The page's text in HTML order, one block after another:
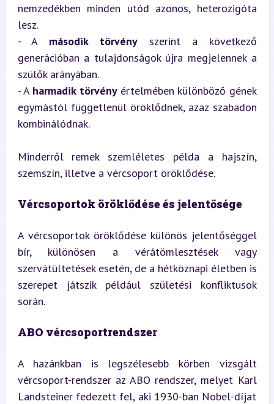
nemzedékben minden utód azonos, heterozigóta
lesz.
- A második törvény szerint a következő
generációban a tulajdonságok újra megjelennek a
szülők arányában.
- A harmadik törvény értelmében különböző gének
egymástól függetlenül öröklődnek, azaz szabadon
kombinálódnak.
Minderről remek szemléletes példa a hajszín,
szemszín, illetve a vércsoport öröklődése.
Vércsoportok öröklődése és jelentősége
A vércsoportok öröklődése különös jelentőséggel
bír, különösen a vérátömlesztések vagy
szervátültetések esetén, de a hétköznapi életben is
szerepet játszik például születési konfliktusok
során.
ABO vércsoportrendszer
A hazánkban is legszélesebb körben vizsgált
vércsoport-rendszer az ABO rendszer, melyet Karl
Landsteiner fedezett fel, aki 1930-ban Nobel-díjat